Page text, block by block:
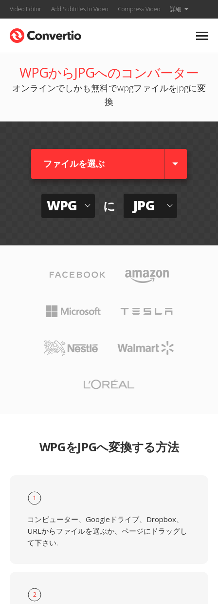
Video Editor Add Subtitles to Video Compress Video 詳細
WPGからJPGへのコンバーター
オンラインでしかも無料でwpgファイルをjpgに変
換
ファイルを選ぶ
WPG に JPG
WPGをJPGへ変換する方法
1
コンピューター、Googleドライブ、Dropbox、
URLからファイルを選ぶか、ページにドラッグし
て下さい.
2